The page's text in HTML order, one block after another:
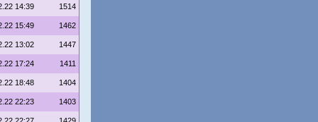
14:39 1514
15:49 1462
13:02 1447
17:24 1411
18:48 1404
22:23 1403